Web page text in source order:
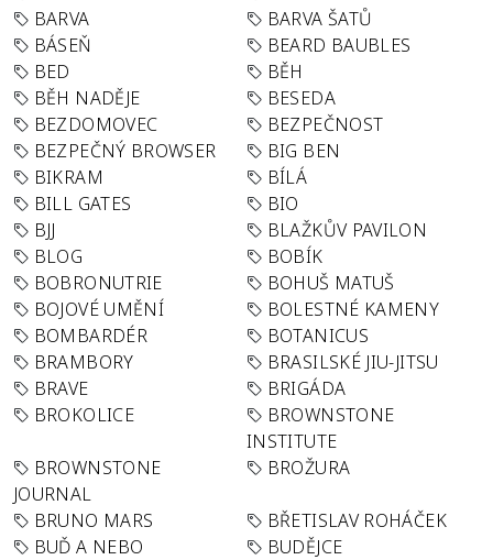
BARVA
BARVA ŠATŮ
BÁSEŇ
BEARD BAUBLES
BED
BĚH
BĚH NADĚJE
BESEDA
BEZDOMOVEC
BEZPEČNOST
BEZPEČNÝ BROWSER
BIG BEN
BIKRAM
BÍLÁ
BILL GATES
BIO
BJJ
BLAŽKŮV PAVILON
BLOG
BOBÍK
BOBRONUTRIE
BOHUŠ MATUŠ
BOJOVÉ UMĚNÍ
BOLESTNÉ KAMENY
BOMBARDÉR
BOTANICUS
BRAMBORY
BRASILSKÉ JIU-JITSU
BRAVE
BRIGÁDA
BROKOLICE
BROWNSTONE
INSTITUTE
BROWNSTONE
JOURNAL
BROŽURA
BRUNO MARS
BŘETISLAV ROHÁČEK
BUĎ A NEBO
BUDĚJCE